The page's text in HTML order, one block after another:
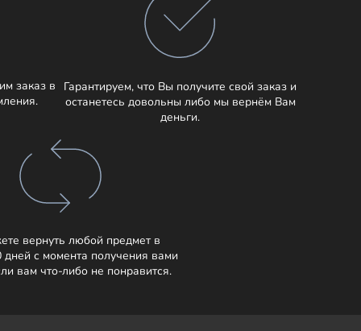
заказ в
Гарантируем, что Вы получите свой заказ и
останетесь довольны либо мы вернём Вам
деньги.
вернуть любой предмет в
дней с момента получения вами
вам что-либо не понравится.